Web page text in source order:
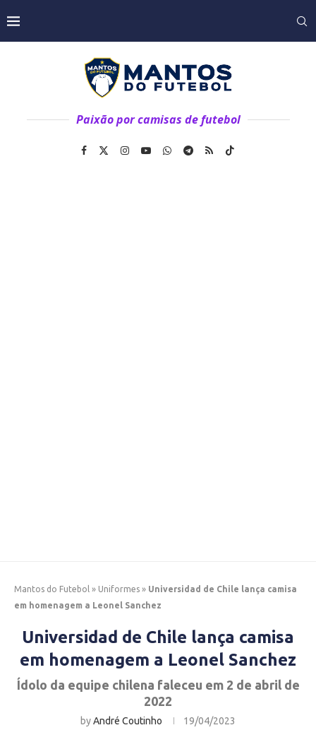
Paixão por camisas de futebol
Mantos do Futebol » Uniformes » Universidad de Chile lança camisa
em homenagem a Leonel Sanchez
Universidad de Chile lança camisa
em homenagem a Leonel Sanchez
Ídolo da equipe chilena faleceu em 2 de abril de
2022
byAndré Coutinho 19/04/2023